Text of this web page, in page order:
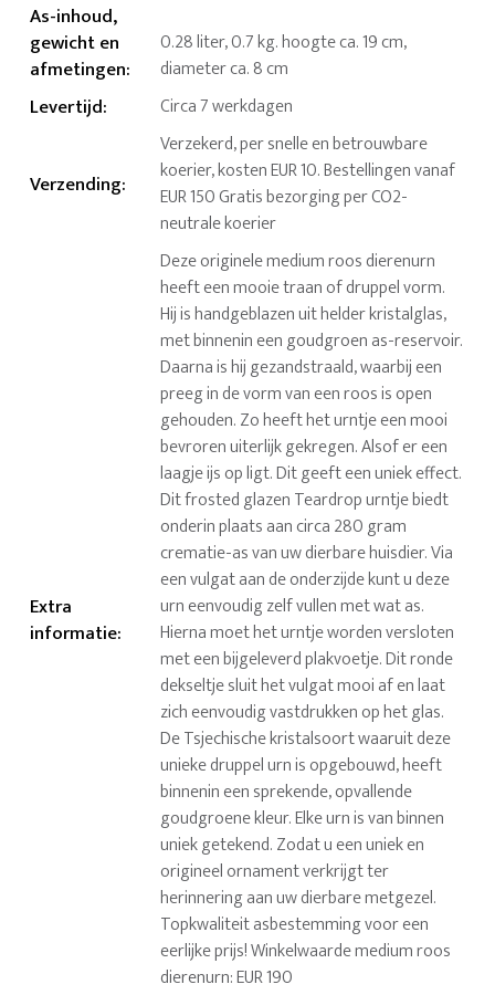
As-inhoud,
gewicht en
afmetingen:
0.28 liter, 0.7 kg. hoogte ca. 19 cm,
diameter ca. 8 cm
Levertijd: Circa 7 werkdagen
Verzending:
Verzekerd, per snelle en betrouwbare
koerier, kosten EUR 10. Bestellingen vanaf
EUR 150 Gratis bezorging per CO2-
neutrale koerier
Extra
informatie:
Deze originele medium roos dierenurn
heeft een mooie traan of druppel vorm.
Hij is handgeblazen uit helder kristalglas,
met binnenin een goudgroen as-reservoir.
Daarna is hij gezandstraald, waarbij een
preeg in de vorm van een roos is open
gehouden. Zo heeft het urntje een mooi
bevroren uiterlijk gekregen. Alsof er een
laagje ijs op ligt. Dit geeft een uniek effect.
Dit frosted glazen Teardrop urntje biedt
onderin plaats aan circa 280 gram
crematie-as van uw dierbare huisdier. Via
een vulgat aan de onderzijde kunt u deze
urn eenvoudig zelf vullen met wat as.
Hierna moet het urntje worden versloten
met een bijgeleverd plakvoetje. Dit ronde
dekseltje sluit het vulgat mooi af en laat
zich eenvoudig vastdrukken op het glas.
De Tsjechische kristalsoort waaruit deze
unieke druppel urn is opgebouwd, heeft
binnenin een sprekende, opvallende
goudgroene kleur. Elke urn is van binnen
uniek getekend. Zodat u een uniek en
origineel ornament verkrijgt ter
herinnering aan uw dierbare metgezel.
Topkwaliteit asbestemming voor een
eerlijke prijs! Winkelwaarde medium roos
dierenurn: EUR 190